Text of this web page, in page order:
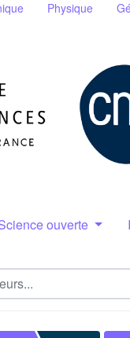
Physique
ouverte